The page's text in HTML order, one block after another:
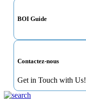
BOI Guide
Contactez-nous
Get in Touch with Us!